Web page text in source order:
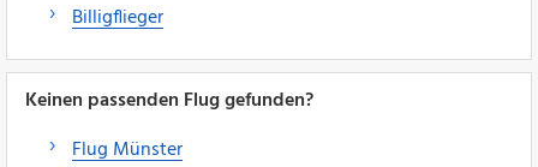
Billigflieger
Keinen passenden Flug gefunden?
Flug Münster